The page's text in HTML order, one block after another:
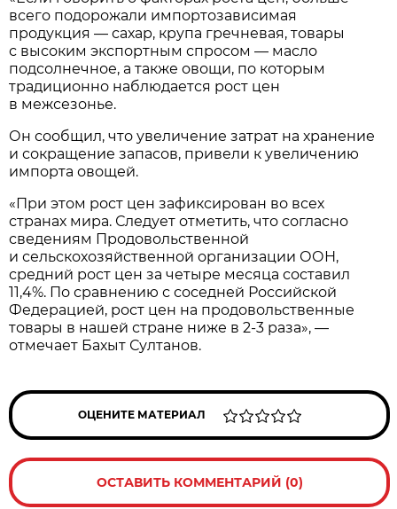
всего подорожали импортозависимая
продукция — сахар, крупа гречневая, товары
с высоким экспортным спросом — масло
подсолнечное, а также овощи, по которым
традиционно наблюдается рост цен
в межсезонье.
Он сообщил, что увеличение затрат на хранение
и сокращение запасов, привели к увеличению
импорта овощей.
«При этом рост цен зафиксирован во всех
странах мира. Следует отметить, что согласно
сведениям Продовольственной
и сельскохозяйственной организации ООН,
средний рост цен за четыре месяца составил
11,4%. По сравнению с соседней Российской
Федерацией, рост цен на продовольственные
товары в нашей стране ниже в 2-3 раза», —
отмечает Бахыт Султанов.
ОЦЕНИТЕ МАТЕРИАЛ
ОСТАВИТЬ КОММЕНТАРИЙ (0)